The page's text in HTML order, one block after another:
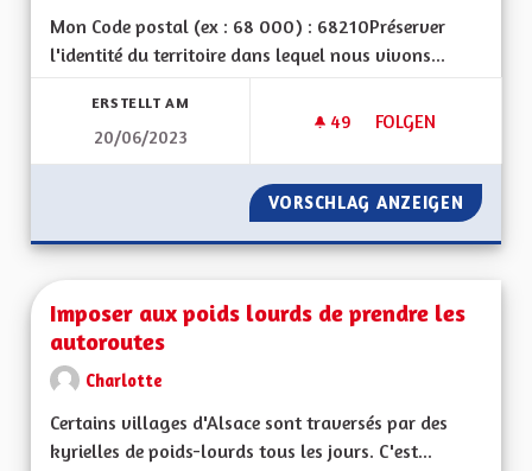
Mon Code postal (ex : 68 000) : 68210Préserver
l'identité du territoire dans lequel nous vivons...
ERSTELLT AM
20/06/2023
49 49 FOLLOWER
FOLGEN
PRÉSERVER LE
VORSCHLAG ANZEIGEN
Imposer aux poids lourds de prendre les
autoroutes
Charlotte
Certains villages d'Alsace sont traversés par des
kyrielles de poids-lourds tous les jours. C'est...